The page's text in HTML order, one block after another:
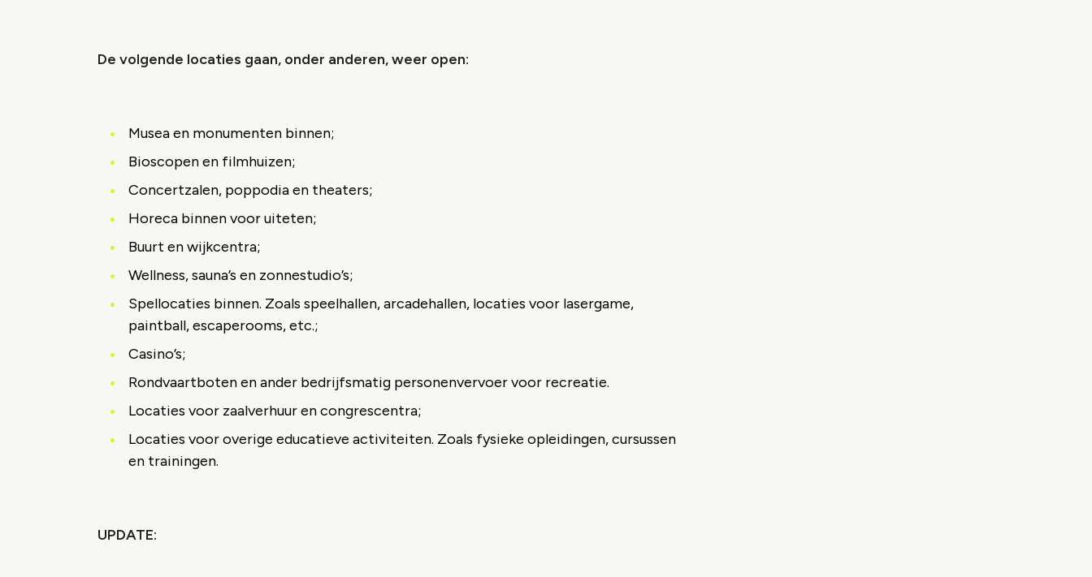
De volgende locaties gaan, onder anderen, weer open:
Musea en monumenten binnen;
Bioscopen en filmhuizen;
Concertzalen, poppodia en theaters;
Horeca binnen voor uiteten;
Buurt en wijkcentra;
Wellness, sauna’s en zonnestudio’s;
Spellocaties binnen. Zoals speelhallen, arcadehallen, locaties voor lasergame,
paintball, escaperooms, etc.;
Casino’s;
Rondvaartboten en ander bedrijfsmatig personenvervoer voor recreatie.
Locaties voor zaalverhuur en congrescentra;
Locaties voor overige educatieve activiteiten. Zoals fysieke opleidingen, cursussen
en trainingen.
UPDATE: